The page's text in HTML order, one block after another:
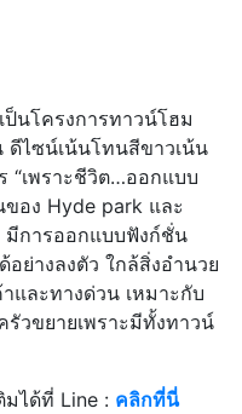
เป็นโครงการทาวน์โฮม
ไซน์เน้นโทนสีขาวเน้น
“เพราะชีวิต…ออกแบบ
อง Hyde park และ
การออกแบบฟังก์ชั่น
ย่างลงตัว ใกล้สิ่งอำนวย
และทางด่วน เหมาะกับ
วขยายเพราะมีทั้งทาวน์
มได้ที่ Line : คลิกที่นี่